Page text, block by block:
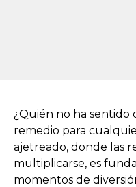
¿Quién no ha sentido
remedio para
ajetreado, donde las
multiplicarse, es
momentos de